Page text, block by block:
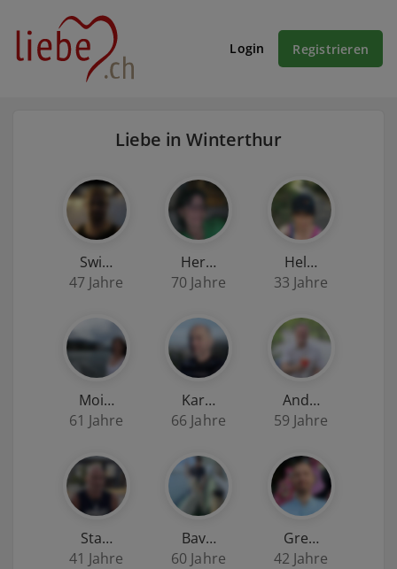
Login Registrieren
Liebe in Winterthur
Swi…
47 Jahre
Her…
70 Jahre
Hel…
33 Jahre
Moi…
61 Jahre
Kar…
66 Jahre
And…
59 Jahre
Sta…
41 Jahre
Bav…
60 Jahre
Gre…
42 Jahre